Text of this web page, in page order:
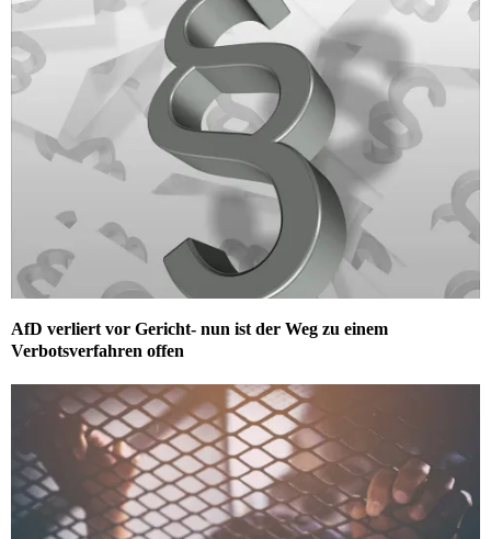
AfD verliert vor Gericht- nun ist der Weg zu einem
Verbotsverfahren offen